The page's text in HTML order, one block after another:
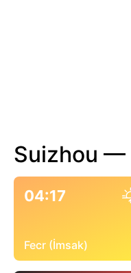
Suizhou —
04:17
Fecr (İmsak)